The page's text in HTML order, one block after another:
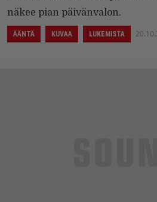
näkee pian päivänvalon.
ÄÄNTÄ KUVAA LUKEMISTA